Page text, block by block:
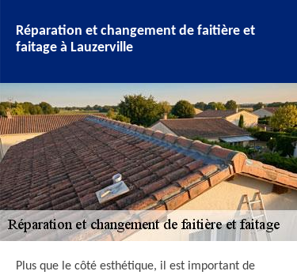
Réparation et changement de faitière et
faitage à Lauzerville
Plus que le côté esthétique, il est important de